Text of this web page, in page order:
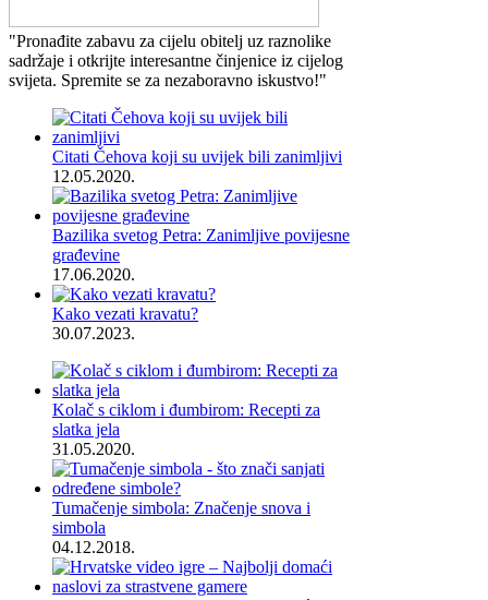
"Pronađite zabavu za cijelu obitelj uz raznolike
sadržaje i otkrijte interesantne činjenice iz cijelog
svijeta. Spremite se za nezaboravno iskustvo!"
Citati Čehova koji su uvijek bili zanimljivi
12.05.2020.
Bazilika svetog Petra: Zanimljive povijesne
građevine
17.06.2020.
Kako vezati kravatu?
30.07.2023.
Kolač s ciklom i đumbirom: Recepti za
slatka jela
31.05.2020.
Tumačenje simbola: Značenje snova i
simbola
04.12.2018.